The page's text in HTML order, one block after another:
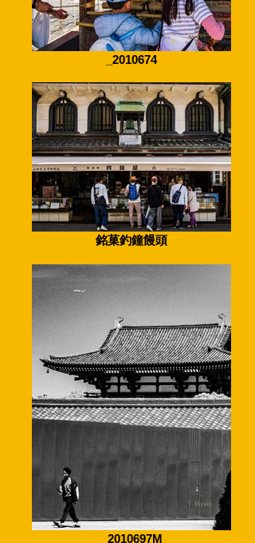
_2010674
銘菓釣鐘饅頭
_2010697M